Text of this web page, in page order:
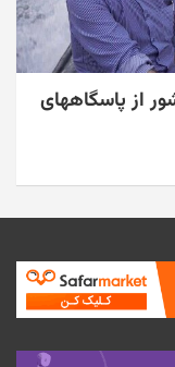
از پاسگاههای